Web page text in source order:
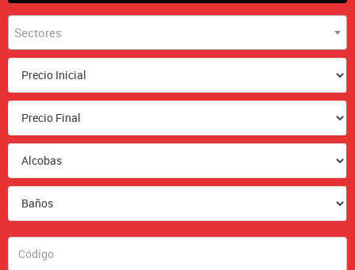
Sectores